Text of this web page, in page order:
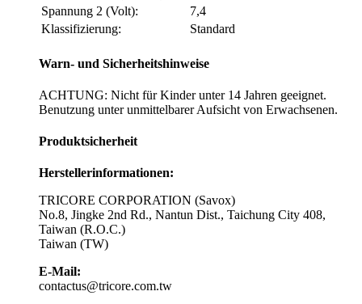
Spannung 2 (Volt):
7,4
Klassifizierung:
Standard
Warn- und Sicherheitshinweise
ACHTUNG: Nicht für Kinder unter 14 Jahren geeignet.
Benutzung unter unmittelbarer Aufsicht von Erwachsenen.
Produktsicherheit
Herstellerinformationen:
TRICORE CORPORATION (Savox)
No.8, Jingke 2nd Rd., Nantun Dist., Taichung City 408,
Taiwan (R.O.C.)
Taiwan (TW)
E-Mail:
contactus@tricore.com.tw